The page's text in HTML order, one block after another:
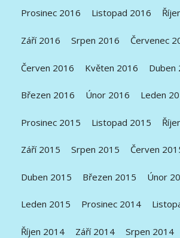
Prosinec 2016 Listopad 2016
Září 2016 Srpen 2016 Červenec
Červen 2016 Květen 2016 Duben
Březen 2016 Únor 2016 Leden
Prosinec 2015 Listopad 2015
Září 2015 Srpen 2015 Červen
Duben 2015 Březen 2015 Únor
Leden 2015 Prosinec 2014
Říjen 2014 Září 2014 Srpen 2014